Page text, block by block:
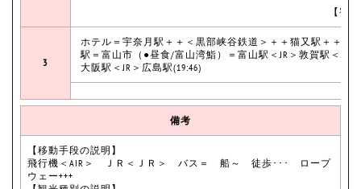
【宿
3
ホテル＝宇奈月駅＋＋＜黒部峡谷鉄道＞＋＋猫又駅＋＋宇
駅＝富山市（●昼食/富山湾鮨）＝富山駅＜JR＞敦賀駅＜JR
大阪駅＜JR＞広島駅(19:46)
備考
【移動手段の説明】
飛行機＜AIR＞ ＪＲ＜ＪＲ＞ バス＝ 船～ 徒歩･･･ ロープ
ウェー+++